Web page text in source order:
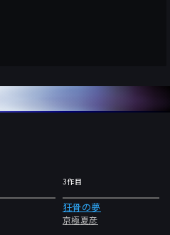
3作目
狂骨の夢
京極夏彦